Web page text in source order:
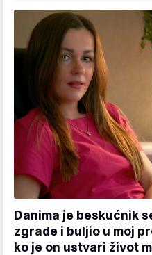
Danima je beskućnik
zgrade i buljio u moj
ko je on ustvari život